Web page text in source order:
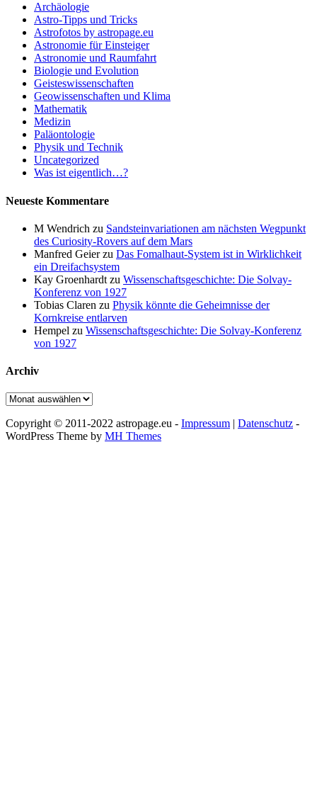
Archäologie
Astro-Tipps und Tricks
Astrofotos by astropage.eu
Astronomie für Einsteiger
Astronomie und Raumfahrt
Biologie und Evolution
Geisteswissenschaften
Geowissenschaften und Klima
Mathematik
Medizin
Paläontologie
Physik und Technik
Uncategorized
Was ist eigentlich…?
Neueste Kommentare
M Wendrich zu Sandsteinvariationen am nächsten Wegpunkt
des Curiosity-Rovers auf dem Mars
Manfred Geierzu Das Fomalhaut-System ist in Wirklichkeit
ein Dreifachsystem
Kay Groenhardt zu Wissenschaftsgeschichte: Die Solvay-
Konferenz von 1927
Tobias Claren zu Physik könnte die Geheimnisse der
Kornkreise entlarven
Hempel zu Wissenschaftsgeschichte: Die Solvay-Konferenz
von 1927
Archiv
Archiv
Copyright © 2011-2022 astropage.eu - Impressum | Datenschutz -
WordPress Theme by MH Themes